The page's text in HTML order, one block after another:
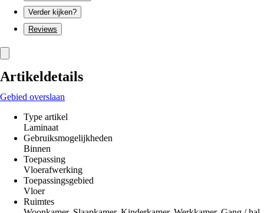
Verder kijken?
Reviews
Artikeldetails
Gebied overslaan
Type artikel
Laminaat
Gebruiksmogelijkheden
Binnen
Toepassing
Vloerafwerking
Toepassingsgebied
Vloer
Ruimtes